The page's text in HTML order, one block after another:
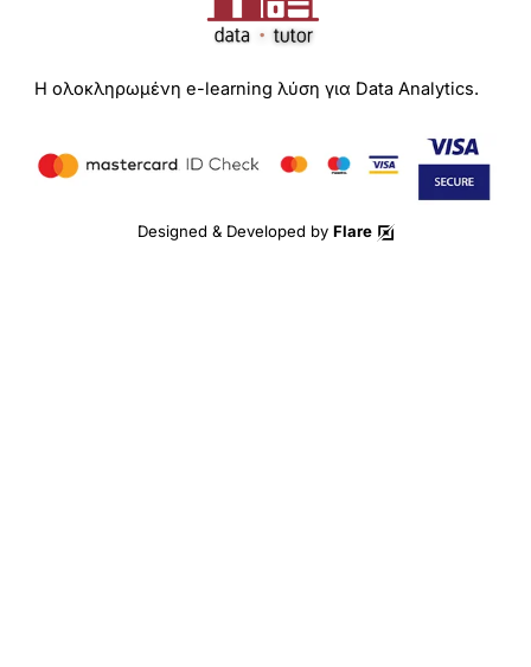
Η ολοκληρωμένη e-learning λύση για Data Analytics.
Designed & Developed by Flare